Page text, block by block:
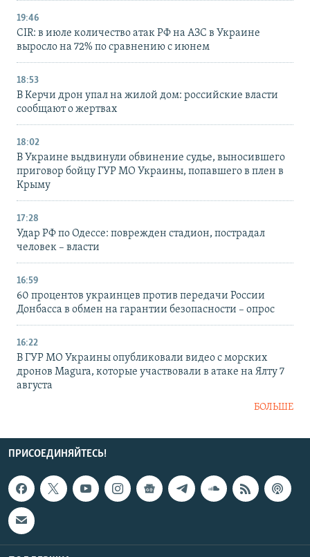
19:46
CIR: в июле количество атак РФ на АЗС в Украине
выросло на 72% по сравнению с июнем
18:53
В Керчи дрон упал на жилой дом: российские власти
сообщают о жертвах
18:02
В Украине выдвинули обвинение судье, выносившего
приговор бойцу ГУР МО Украины, попавшего в плен в
Крыму
17:28
Удар РФ по Одессе: поврежден стадион, пострадал
человек – власти
16:59
60 процентов украинцев против передачи России
Донбасса в обмен на гарантии безопасности – опрос
16:22
В ГУР МО Украины опубликовали видео с морских
дронов Magura, которые участвовали в атаке на Ялту 7
августа
БОЛЬШЕ
ПРИСОЕДИНЯЙТЕСЬ!